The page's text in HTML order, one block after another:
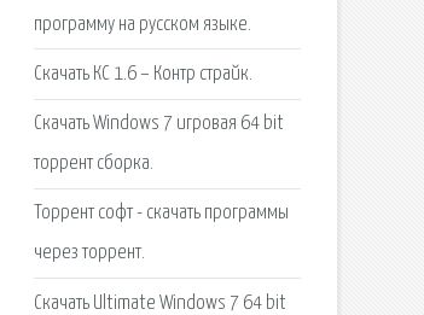
программу на русском языке.
Скачать КС 1.6 – Контр страйк.
Скачать Windows 7 игровая 64 bit
торрент сборка.
Торрент софт - скачать программы
через торрент.
Скачать Ultimate Windows 7 64 bit